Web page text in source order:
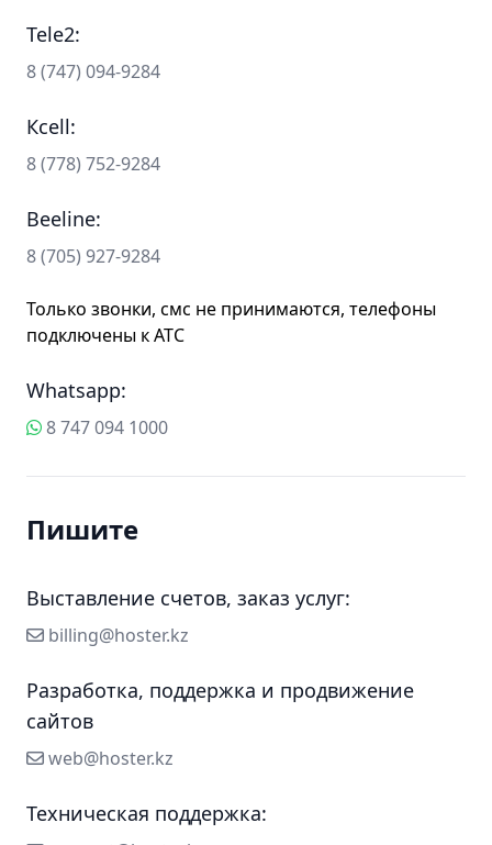
Tele2:
87470949284
8 (747) 094-9284
Ксеll:
87787529284
8 (778) 752-9284
Beeline:
87059279284
8 (705) 927-9284
Только звонки, смс не принимаются, телефоны
подключены к АТС
Whatsapp:
87470941000
8 747 094 1000
Пишите
Выставление счетов, заказ услуг:
billing@hoster.kz
billing@hoster.kz
Разработка, поддержка и продвижение
сайтов
web@hoster.kz
web@hoster.kz
Техническая поддержка: